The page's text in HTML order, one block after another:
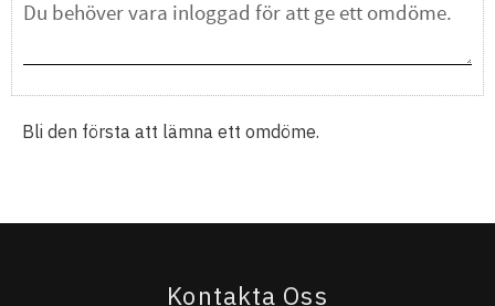
Bli den första att lämna ett omdöme.
Kontakta Oss